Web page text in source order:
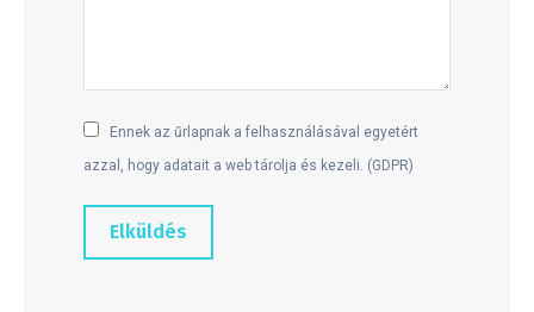
Ennek az űrlapnak a felhasználásával egyetért
azzal, hogy adatait a web tárolja és kezeli. (GDPR)
Elküldés